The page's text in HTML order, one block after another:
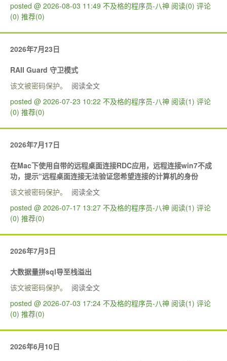
posted @ 2026-08-03 11:49 不及格的程序员-八神 阅读(0) 评论
(0) 推荐(0)
2026年7月23日
RAII Guard 守卫模式
该文被密码保护。
阅读全文
posted @ 2026-07-23 10:22 不及格的程序员-八神 阅读(1) 评论
(0) 推荐(0)
2026年7月17日
在Mac下使用自带的远程桌面连接RDC应用，远程连接win7不成
功，提示“远程桌面连接无法验证您希望连接的计算机的身份
该文被密码保护。
阅读全文
posted @ 2026-07-17 13:27 不及格的程序员-八神 阅读(1) 评论
(0) 推荐(0)
2026年7月3日
大数据量拼sql导至栈溢出
该文被密码保护。
阅读全文
posted @ 2026-07-03 17:24 不及格的程序员-八神 阅读(1) 评论
(0) 推荐(0)
2026年6月10日